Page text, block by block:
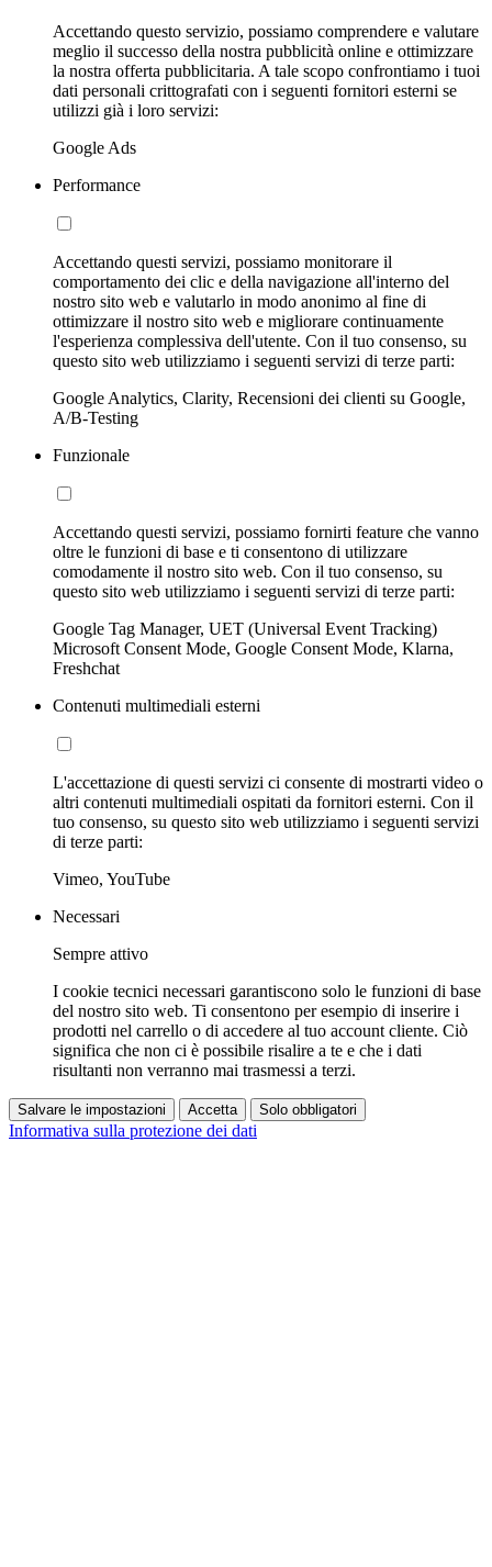
Accettando questo servizio, possiamo comprendere e valutare
meglio il successo della nostra pubblicità online e ottimizzare
la nostra offerta pubblicitaria. A tale scopo confrontiamo i tuoi
dati personali crittografati con i seguenti fornitori esterni se
utilizzi già i loro servizi:
Google Ads
Performance
Accettando questi servizi, possiamo monitorare il
comportamento dei clic e della navigazione all'interno del
nostro sito web e valutarlo in modo anonimo al fine di
ottimizzare il nostro sito web e migliorare continuamente
l'esperienza complessiva dell'utente. Con il tuo consenso, su
questo sito web utilizziamo i seguenti servizi di terze parti:
Google Analytics, Clarity, Recensioni dei clienti su Google,
A/B-Testing
Funzionale
Accettando questi servizi, possiamo fornirti feature che vanno
oltre le funzioni di base e ti consentono di utilizzare
comodamente il nostro sito web. Con il tuo consenso, su
questo sito web utilizziamo i seguenti servizi di terze parti:
Google Tag Manager, UET (Universal Event Tracking)
Microsoft Consent Mode, Google Consent Mode, Klarna,
Freshchat
Contenuti multimediali esterni
L'accettazione di questi servizi ci consente di mostrarti video o
altri contenuti multimediali ospitati da fornitori esterni. Con il
tuo consenso, su questo sito web utilizziamo i seguenti servizi
di terze parti:
Vimeo, YouTube
Necessari
Sempre attivo
I cookie tecnici necessari garantiscono solo le funzioni di base
del nostro sito web. Ti consentono per esempio di inserire i
prodotti nel carrello o di accedere al tuo account cliente. Ciò
significa che non ci è possibile risalire a te e che i dati
risultanti non verranno mai trasmessi a terzi.
Salvare le impostazioni Accetta Solo obbligatori
Informativa sulla protezione dei dati